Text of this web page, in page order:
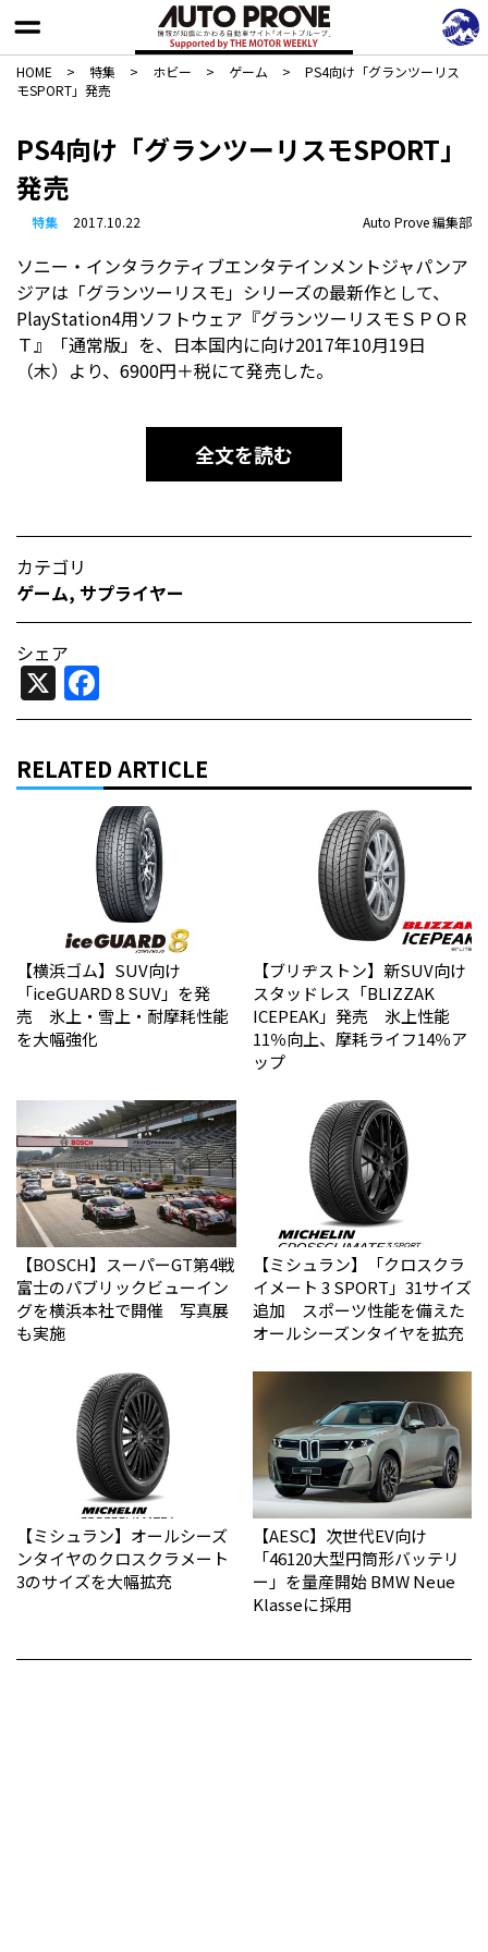
HOME > 特集 > ホビー > ゲーム >
PS4向け「グランツーリス
モSPORT」発売
PS4向け「グランツーリスモSPORT」
発売
特集 2017.10.22 Auto Prove 編集部
ソニー・インタラクティブエンタテインメントジャパンア
ジアは「グランツーリスモ」シリーズの最新作として、
PlayStation4用ソフトウェア『グランツーリスモＳＰＯＲ
Ｔ』「通常版」を、日本国内に向け2017年10月19日
（木）より、6900円＋税にて発売した。
全文を読む
カテゴリ
ゲーム, サプライヤー
シェア
X
RELATED ARTICLE
【横浜ゴム】SUV向け
「iceGUARD 8 SUV」を発
売 氷上・雪上・耐摩耗性能
を大幅強化
【ブリヂストン】新SUV向け
スタッドレス「BLIZZAK
ICEPEAK」発売 氷上性能
11％向上、摩耗ライフ14％ア
ップ
【BOSCH】スーパーGT第4戦
富士のパブリックビューイン
グを横浜本社で開催 写真展
も実施
【ミシュラン】「クロスクラ
イメート 3 SPORT」31サイズ
追加 スポーツ性能を備えた
オールシーズンタイヤを拡充
【ミシュラン】オールシーズ
ンタイヤのクロスクラメート
3のサイズを大幅拡充
【AESC】次世代EV向け
「46120大型円筒形バッテリ
ー」を量産開始 BMW Neue
Klasseに採用